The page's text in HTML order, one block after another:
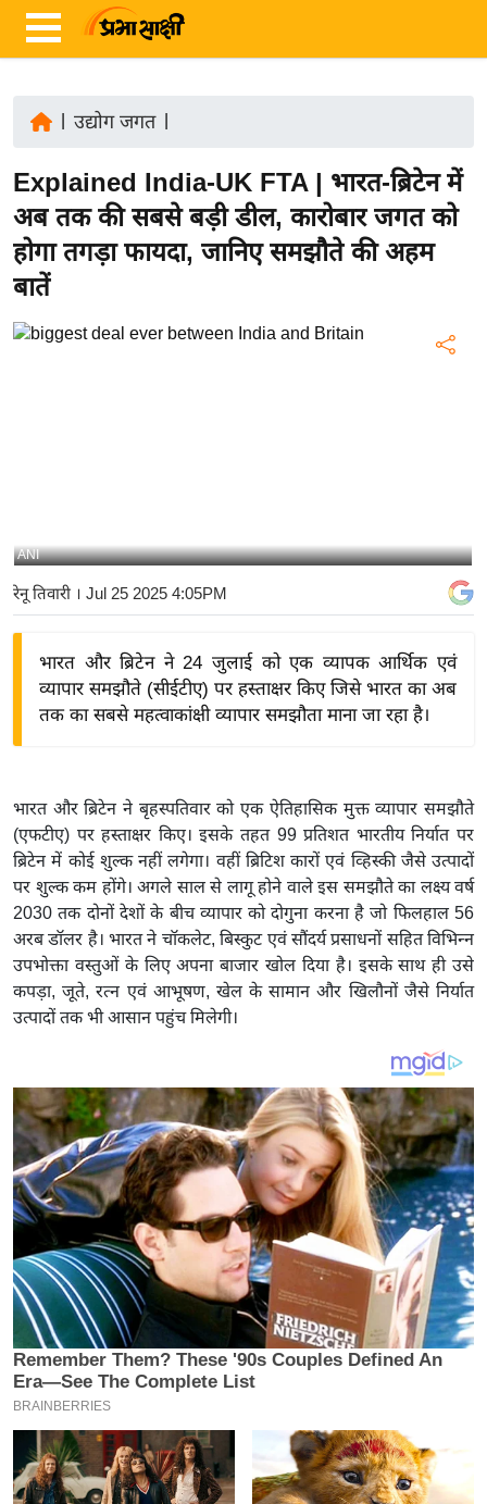
ज़ा
ख
ब
र
ष्ट्री
बि
ने
द्यो
त
वि
शे
ष
ज्ञ
रा
य
ब
खे
ल
क्रि
के
ट
I
P
L
2
0
2
6
क्रा
इ
उद्योग जगत|
Explained India-UK FTA | भारत-ब्रिटेन में
अब तक की सबसे बड़ी डील, कारोबार जगत को
होगा तगड़ा फायदा, जानिए समझौते की अहम
बातें
ANI
रेनू तिवारी । Jul 25 2025 4:05PM
भारत और ब्रिटेन ने 24 जुलाई को एक व्यापक आर्थिक एवं
व्यापार समझौते (सीईटीए) पर हस्ताक्षर किए जिसे भारत का अब
तक का सबसे महत्वाकांक्षी व्यापार समझौता माना जा रहा है।
भारत और ब्रिटेन ने बृहस्पतिवार को एक ऐतिहासिक मुक्त व्यापार समझौते
(एफटीए) पर हस्ताक्षर किए। इसके तहत 99 प्रतिशत भारतीय निर्यात पर
ब्रिटेन में कोई शुल्क नहीं लगेगा। वहीं ब्रिटिश कारों एवं व्हिस्की जैसे उत्पादों
पर शुल्क कम होंगे। अगले साल से लागू होने वाले इस समझौते का लक्ष्य वर्ष
2030 तक दोनों देशों के बीच व्यापार को दोगुना करना है जो फिलहाल 56
अरब डॉलर है। भारत ने चॉकलेट, बिस्कुट एवं सौंदर्य प्रसाधनों सहित विभिन्न
उपभोक्ता वस्तुओं के लिए अपना बाजार खोल दिया है। इसके साथ ही उसे
कपड़ा, जूते, रत्न एवं आभूषण, खेल के सामान और खिलौनों जैसे निर्यात
उत्पादों तक भी आसान पहुंच मिलेगी।